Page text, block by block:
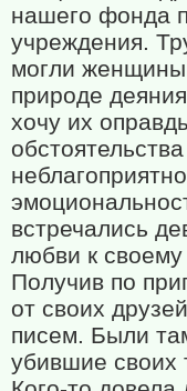
нашего фонда
учреждения.
могли женщины
природе
хочу их
встречались
любви к своему
Получив по
от своих
писем. Были
убившие своих